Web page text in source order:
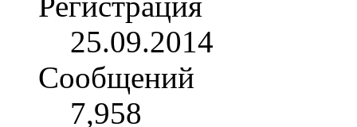
25.09.2014
Сообщений
7,958